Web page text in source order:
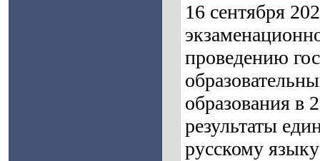
16 сентября
проведению
образования в
результаты
русскому